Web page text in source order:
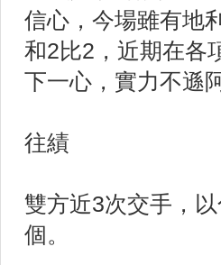
信心，今場雖有地
和2比2，近期在各
下一心，實力不遜
往績
雙方近3次交手，
個。